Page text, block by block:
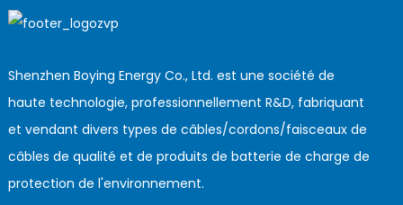
Shenzhen Boying Energy Co., Ltd. est une société de
haute technologie, professionnellement R&D, fabriquant
et vendant divers types de câbles/cordons/faisceaux de
câbles de qualité et de produits de batterie de charge de
protection de l'environnement.